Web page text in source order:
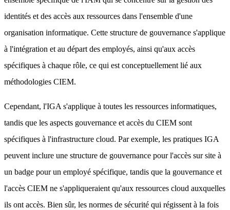
identités et des accès aux ressources dans l'ensemble d'une
organisation informatique. Cette structure de gouvernance s'applique
à l'intégration et au départ des employés, ainsi qu'aux accès
spécifiques à chaque rôle, ce qui est conceptuellement lié aux
méthodologies CIEM.
Cependant, l'IGA s'applique à toutes les ressources informatiques,
tandis que les aspects gouvernance et accès du CIEM sont
spécifiques à l'infrastructure cloud. Par exemple, les pratiques IGA
peuvent inclure une structure de gouvernance pour l'accès sur site à
un badge pour un employé spécifique, tandis que la gouvernance et
l'accès CIEM ne s'appliqueraient qu'aux ressources cloud auxquelles
ils ont accès. Bien sûr, les normes de sécurité qui régissent à la fois